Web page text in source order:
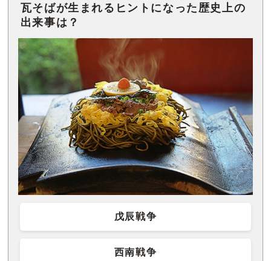
瓦そばが生まれるヒントになった歴史上の
出来事は？
戊辰戦争
西南戦争